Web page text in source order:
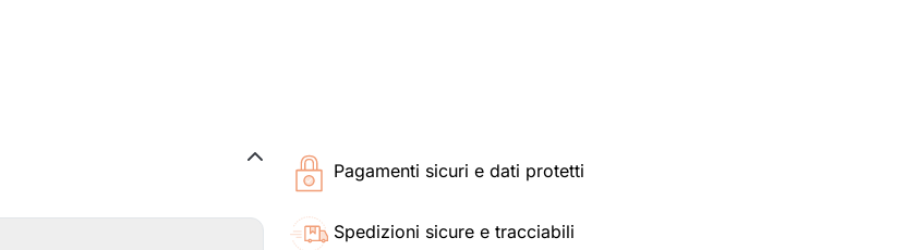
Pagamenti sicuri e dati protetti
Spedizioni sicure e tracciabili